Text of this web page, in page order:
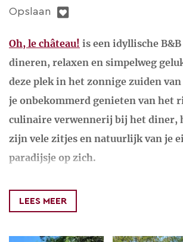
Opslaan
Oh, le château! is een idyllische
dineren, relaxen en simpelweg
deze plek in het zonnige zuiden
je onbekommerd genieten van het
culinaire verwennerij bij het diner,
zijn vele zitjes en natuurlijk van je
paradijsje op zich.
fietsen, stadjes en markten
allemaal. De B&B is een prima
uitvalsbasis voor allerlei uitstapjes
LEES MEER